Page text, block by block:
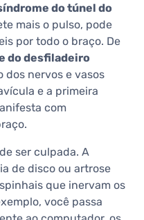
do túnel do
mais o pulso, pode
por todo o braço. De
do desfiladeiro
dos nervos e vasos
e a primeira
com
ser culpada. A
de disco ou artrose
que inervam os
você passa